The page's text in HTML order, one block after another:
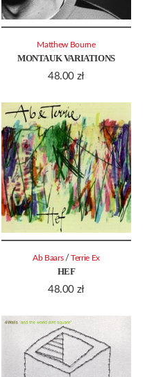
MONTAUK VARIATIONS
48.00 zł
Matthew Bourne
HEF
48.00 zł
Ab Baars / Terrie Ex